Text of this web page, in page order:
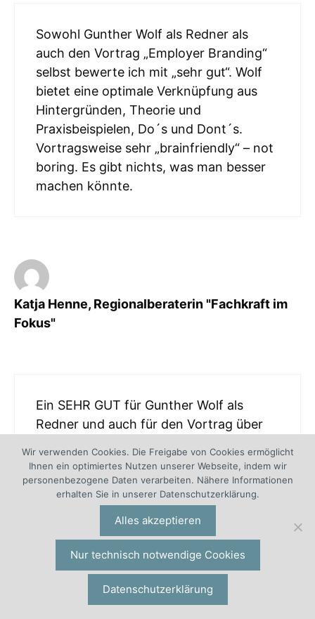
Sowohl Gunther Wolf als Redner als
auch den Vortrag „Employer Branding“
selbst bewerte ich mit „sehr gut“. Wolf
bietet eine optimale Verknüpfung aus
Hintergründen, Theorie und
Praxisbeispielen, Do´s und Dont´s.
Vortragsweise sehr „brainfriendly“ – not
boring. Es gibt nichts, was man besser
machen könnte.
Katja Henne, Regionalberaterin "Fachkraft im
Fokus"
Ein SEHR GUT für Gunther Wolf als
Redner und auch für den Vortrag über
Emotionen. Sehr gut!
Wir verwenden Cookies. Die Freigabe von Cookies ermöglicht
Ihnen ein optimiertes Nutzen unserer Webseite, indem wir
personenbezogene Daten verarbeiten. Nähere Informationen
erhalten Sie in unserer Datenschutzerklärung.
Alles akzeptieren
Nur technisch notwendige Cookies
Datenschutzerklärung